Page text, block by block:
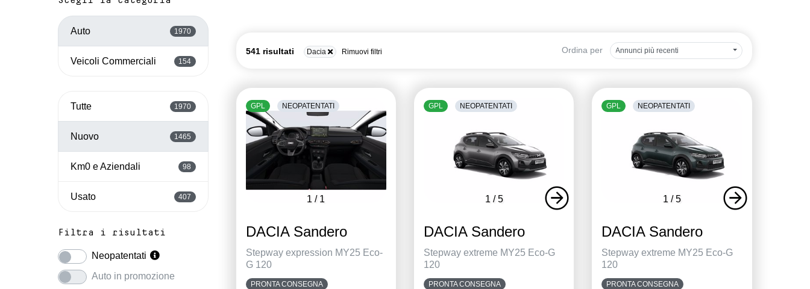
Auto 1970
Veicoli Commerciali 154
Tutte 1970
Nuovo 1465
Km0 e Aziendali 98
Usato 407
Filtra i risultati
Neopatentati
Auto in promozione
541 risultati Dacia Rimuovi filtri Ordina per Annunci più recenti
1 / 1
GPL NEOPATENTATI
DACIA Sandero
Stepway expression MY25 Eco-
G 120
PRONTA CONSEGNA
1 /5
GPL NEOPATENTATI
DACIA Sandero
Stepway extreme MY25 Eco-G
120
PRONTA CONSEGNA
1 /5
GPL NEOPATENTATI
DACIA Sandero
Stepway extreme MY25 Eco-G
120
PRONTA CONSEGNA